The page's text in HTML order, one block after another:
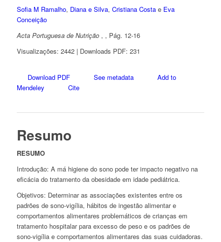
Sofia M Ramalho, Diana e Silva, Cristiana Costae Eva
Conceição
Acta Portuguesa de Nutrição , , Pág. 12-16
Visualizações: 2442 | Downloads PDF: 231
Download PDF See metadata
Add to
Mendeley
Cite
Resumo
RESUMO
Introdução: A má higiene do sono pode ter impacto negativo na
eficácia do tratamento da obesidade em idade pediátrica.
Objetivos: Determinar as associações existentes entre os
padrões de sono-vigília, hábitos de ingestão alimentar e
comportamentos alimentares problemáticos de crianças em
tratamento hospitalar para excesso de peso e os padrões de
sono-vigília e comportamentos alimentares das suas cuidadoras.